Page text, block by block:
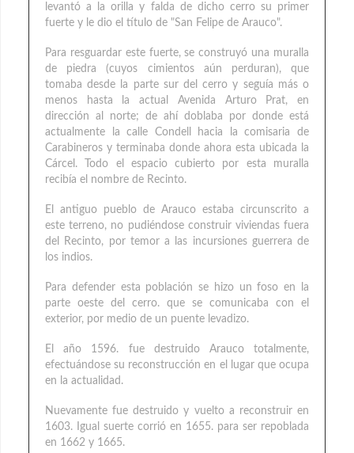
levantó a la orilla y falda de dicho cerro su primer
fuerte y le dio el título de "San Felipe de Arauco".
Para resguardar este fuerte, se construyó una muralla
de piedra (cuyos cimientos aún perduran), que
tomaba desde la parte sur del cerro y seguía más o
menos hasta la actual Avenida Arturo Prat, en
dirección al norte; de ahí doblaba por donde está
actualmente la calle Condell hacia la comisaria de
Carabineros y terminaba donde ahora esta ubicada la
Cárcel. Todo el espacio cubierto por esta muralla
recibía el nombre de Recinto.
El antiguo pueblo de Arauco estaba circunscrito a
este terreno, no pudiéndose construir viviendas fuera
del Recinto, por temor a las incursiones guerrera de
los indios.
Para defender esta población se hizo un foso en la
parte oeste del cerro. que se comunicaba con el
exterior, por medio de un puente levadizo.
El año 1596. fue destruido Arauco totalmente,
efectuándose su reconstrucción en el lugar que ocupa
en la actualidad.
Nuevamente fue destruido y vuelto a reconstruir en
1603. Igual suerte corrió en 1655. para ser repoblada
en 1662 y 1665.